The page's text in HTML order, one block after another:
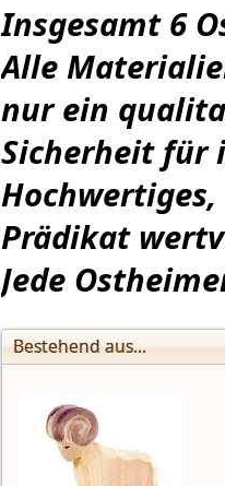
Insgesamt 6
Alle
nur ein
Sicherheit für
Prädikat
Jede
Bestehend aus...